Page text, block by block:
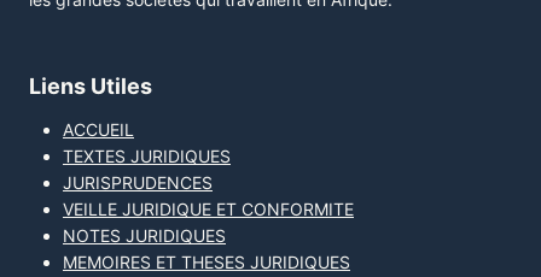
Liens Utiles
ACCUEIL
TEXTES JURIDIQUES
JURISPRUDENCES
VEILLE JURIDIQUE ET CONFORMITE
NOTES JURIDIQUES
MEMOIRES ET THESES JURIDIQUES